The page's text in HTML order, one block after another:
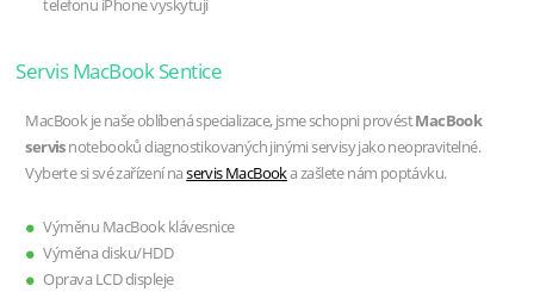
telefonu iPhone vyskytují
Servis MacBook Sentice
MacBook je naše oblíbená specializace, jsme schopni provéstMacBook
servisnotebooků diagnostikovaných jinými servisy jako neopravitelné.
Vyberte si své zařízení naservis MacBooka zašlete nám poptávku.
Výměnu MacBook klávesnice
Výměna disku/HDD
Oprava LCD displeje